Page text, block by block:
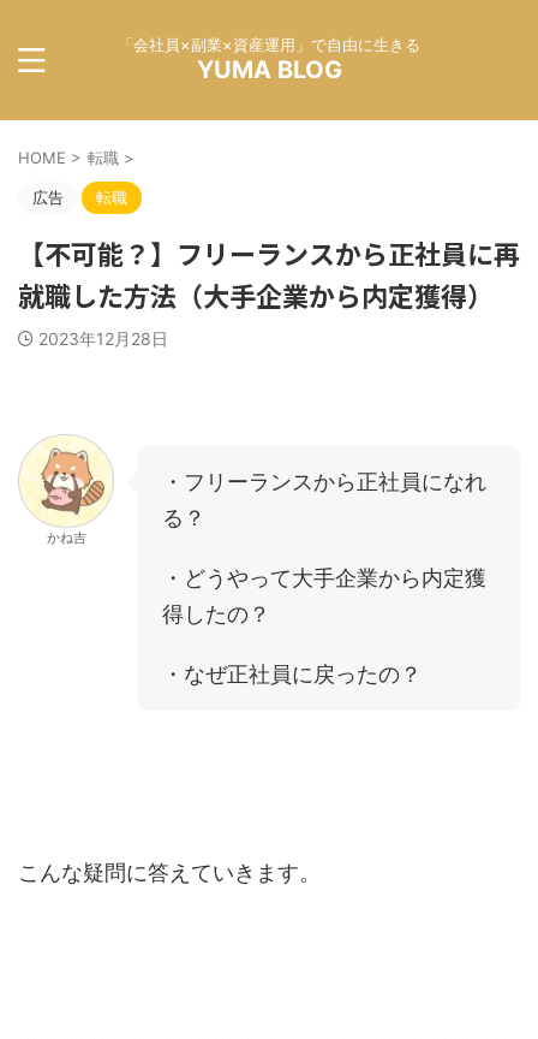
「会社員×副業×資産運用」で自由に生きる
YUMA BLOG
HOME > 転職 >
広告 転職
【不可能？】フリーランスから正社員に再
就職した方法（大手企業から内定獲得）
2023年12月28日
かね吉
・フリーランスから正社員になれ
る？
・どうやって大手企業から内定獲
得したの？
・なぜ正社員に戻ったの？
こんな疑問に答えていきます。